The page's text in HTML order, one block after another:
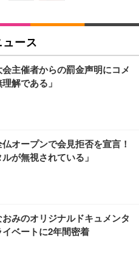
スチェア／デスクチェア メッシ
疲れない ブラック
ェア デスクチェア 疲れない テレ
バックレスト 30度ロッキング機
サポート 90度跳ね上げ式アーム
性メッシュ ゲーミング/勉強/事
コンチェア (ブラック)
ェア デスクチェア 疲れない テレ
バックレスト 30度ロッキング機
サポート 90度跳ね上げ式アーム
コンチェア (ホワイト)
チェア デスクチェア 肘なし メ
バーサポート付き 腰サポート ガ
度回転 キャスター付き コンパク
プレミアムモニター | FlexScan
ミングモニター DualSense 充電
）
E2724HS 27インチ 液晶モニタ
）VA 非光沢 HDMI/DisplayP
内蔵 高さ調整 スイベル VESA対
280Hz/FHD】GRAPHT THE S
Monitor 24” Essential ゲーミン
インチ 1ms FHD 量子ドット 残
ペットシーツ 厚型 ワイド 42枚
(吸収面:ライトブルー)
オ・オムツ L 中型犬用 26枚入
トベーシック) 【Amazon.co.jp
アイリスオーヤマ ペットシーツ
ド 100枚入 (x 1) (ケース販売)
ペットシーツ 超厚型 お徳用 レギ
限定】
ュース
主催者からの罰金声明にコメ
解である」
オープンで会見拒否を宣言！
ルが無視されている」
みのオリジナルドキュメンタ
ベートに2年間密着